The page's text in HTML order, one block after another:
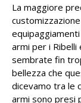
La maggiore
armi per i
sembrate fin
bellezza che
dicevamo tra le
armi sono presi